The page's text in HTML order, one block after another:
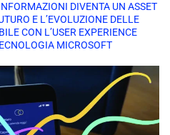
DIVENTA UN ASSET
E L’EVOLUZIONE DELLE
CON L’USER EXPERIENCE
MICROSOFT